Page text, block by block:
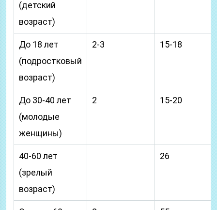
(детский
возраст)
До 18 лет
(подростковый
возраст)
2-3 15-18
До 30-40 лет
(молодые
женщины)
2 15-20
40-60 лет
(зрелый
возраст)
26